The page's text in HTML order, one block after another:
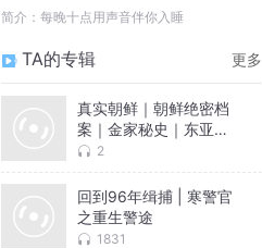
简介： 每晚十点用声音伴你入睡
TA的专辑 更多
真实朝鲜｜朝鲜绝密档
案｜金家秘史｜东亚冷
战遗存
2
回到96年缉捕 | 寒警官
之重生警途
1831